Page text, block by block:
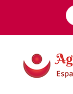
contenido